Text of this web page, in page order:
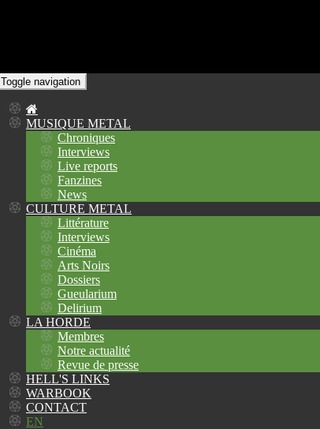
Toggle navigation
MUSIQUE METAL
Chroniques
Interviews
Live reports
Fanzines
News
CULTURE METAL
Littérature
Interviews
Cinéma
Arts Noirs
Dossiers
Gueularium
Delirium
LA HORDE
Membres
Notre actualité
Revue de presse
HELL'S LINKS
WARBOOK
CONTACT
EN